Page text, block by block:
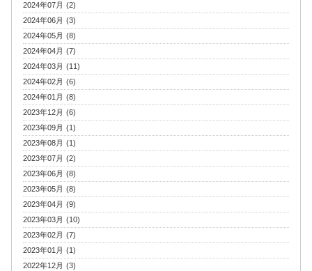
2024年07月 (2)
2024年06月 (3)
2024年05月 (8)
2024年04月 (7)
2024年03月 (11)
2024年02月 (6)
2024年01月 (8)
2023年12月 (6)
2023年09月 (1)
2023年08月 (1)
2023年07月 (2)
2023年06月 (8)
2023年05月 (8)
2023年04月 (9)
2023年03月 (10)
2023年02月 (7)
2023年01月 (1)
2022年12月 (3)